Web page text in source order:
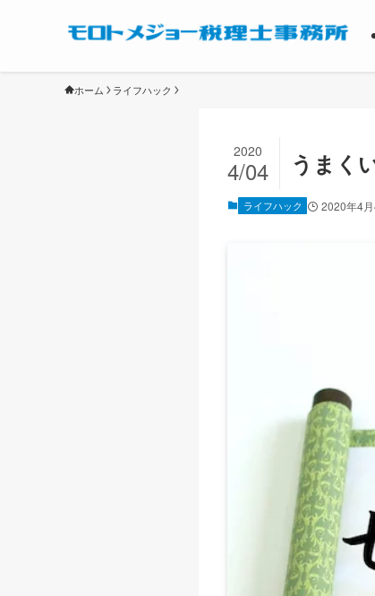
ホーム ライフハック
うまく
2020
4/04
ライフハック 2020年4